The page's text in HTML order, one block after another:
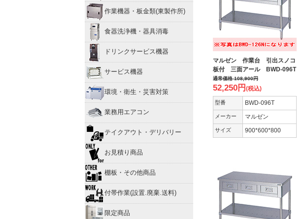
作業機器・板金類(東製作所)
食器洗浄機・器具消毒
ドリンクサービス機器
サービス機器
環境・衛生・災害対策
業務用エアコン
テイクアウト・デリバリー
お見積り商品
棚板・その他商品
付帯作業(設置.廃棄.送料)
限定商品
マルゼン 作業台 引出スノコ
板付 三面アール BWD-096T
通常価格108,900円
52,250円 (税込)
型番 BWD-096T
メーカー マルゼン
サイズ 900*600*800